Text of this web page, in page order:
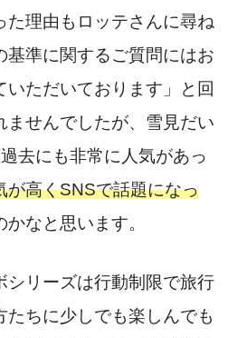
た理由もロッテさんに尋ね
基準に関するご質問にはお
いただいております」と回
ませんでしたが、雪見だい
去にも非常に人気があっ
が高くSNSで話題になっ
かなと思います。
シリーズは行動制限で旅行
ちに少しでも楽しんでも